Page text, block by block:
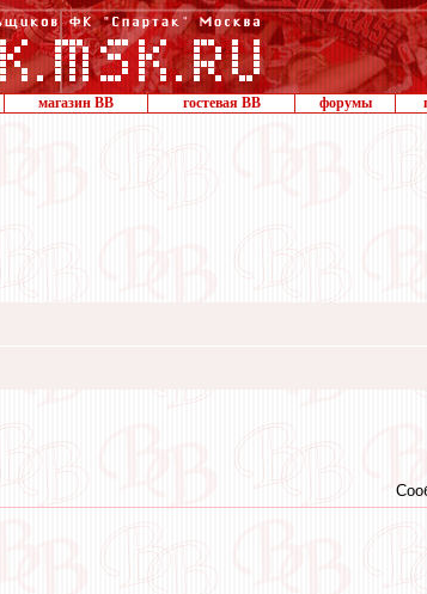
магазин ВВ гостевая ВВ форумы